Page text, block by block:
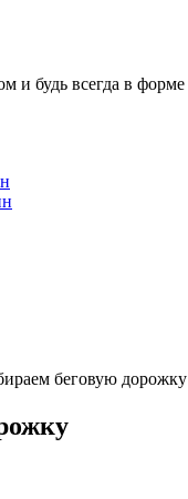
и будь всегда в форме
беговую дорожку